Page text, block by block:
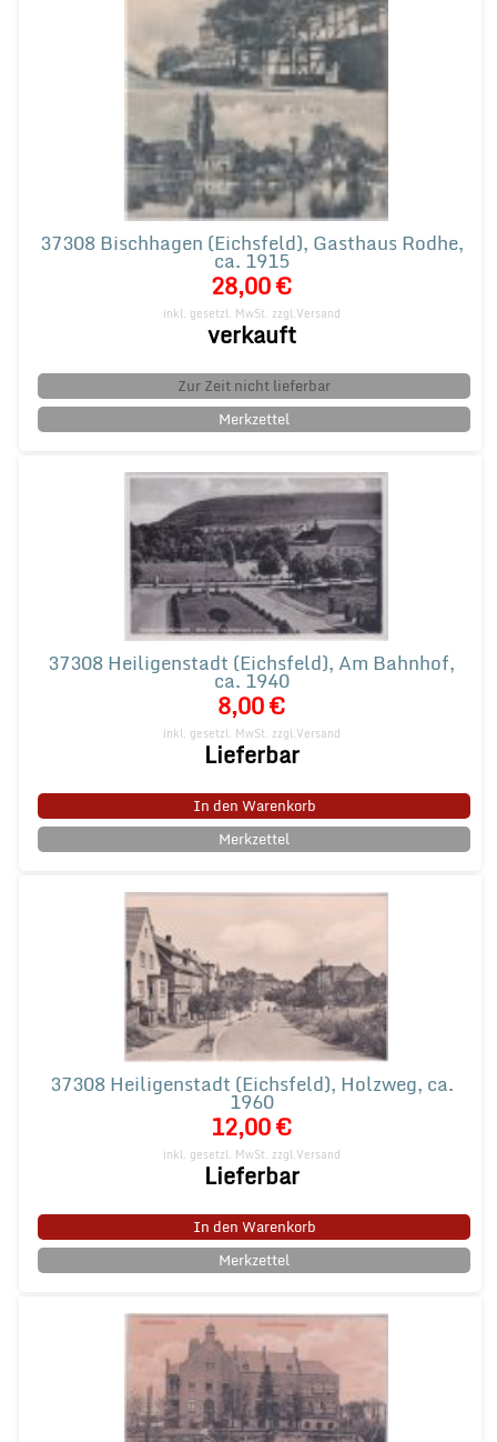
37308 Bischhagen (Eichsfeld), Gasthaus Rodhe,
ca. 1915
28,00 €
inkl. gesetzl. MwSt. zzgl.Versand
verkauft
Zur Zeit nicht lieferbar
Merkzettel
37308 Heiligenstadt (Eichsfeld), Am Bahnhof,
ca. 1940
8,00 €
inkl. gesetzl. MwSt. zzgl.Versand
Lieferbar
In den Warenkorb
Merkzettel
37308 Heiligenstadt (Eichsfeld), Holzweg, ca.
1960
12,00 €
inkl. gesetzl. MwSt. zzgl.Versand
Lieferbar
In den Warenkorb
Merkzettel